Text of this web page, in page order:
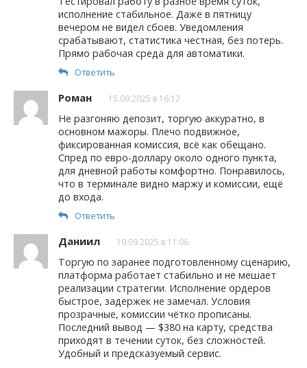
исполнение стабильное. Даже в пятницу
вечером не видел сбоев. Уведомления
срабатывают, статистика честная, без потерь.
Прямо рабочая среда для автоматики.
Ответить
Роман 15.09.2025 в 16:12
Не разгоняю депозит, торгую аккуратно, в
основном мажоры. Плечо подвижное,
фиксированная комиссия, всё как обещано.
Спред по евро-доллару около одного пункта,
для дневной работы комфортно. Понравилось,
что в терминале видно маржу и комиссии, ещё
до входа.
Ответить
Даниил 19.09.2025 в 11:06
Торгую по заранее подготовленному сценарию,
платформа работает стабильно и не мешает
реализации стратегии. Исполнение ордеров
быстрое, задержек не замечал. Условия
прозрачные, комиссии чётко прописаны.
Последний вывод — $380 на карту, средства
приходят в течении суток, без сложностей.
Удобный и предсказуемый сервис.